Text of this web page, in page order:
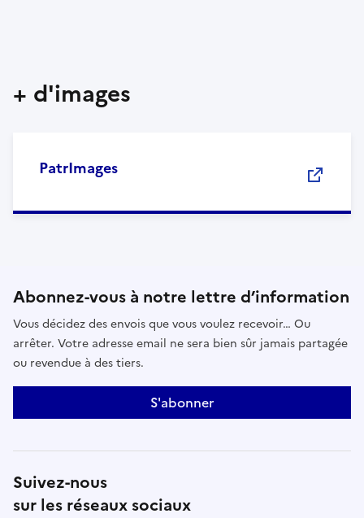
+ d'images
PatrImages
Abonnez-vous à notre lettre d’information
Vous décidez des envois que vous voulez recevoir… Ou
arrêter. Votre adresse email ne sera bien sûr jamais partagée
ou revendue à des tiers.
S'abonner
Suivez-nous
sur les réseaux sociaux